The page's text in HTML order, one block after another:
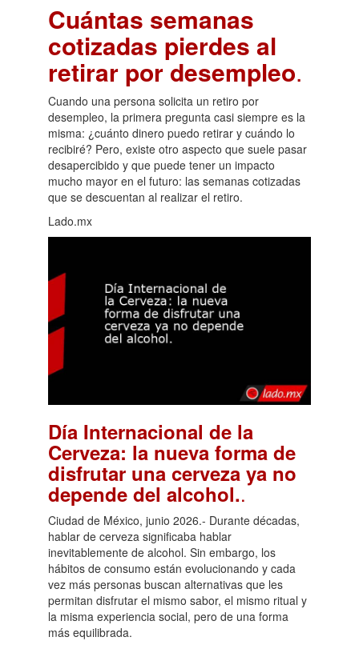
Cuántas semanas
cotizadas pierdes al
retirar por desempleo.
Cuando una persona solicita un retiro por
desempleo, la primera pregunta casi siempre es la
misma: ¿cuánto dinero puedo retirar y cuándo lo
recibiré? Pero, existe otro aspecto que suele pasar
desapercibido y que puede tener un impacto
mucho mayor en el futuro: las semanas cotizadas
que se descuentan al realizar el retiro.
Lado.mx
Día Internacional de la
Cerveza: la nueva forma de
disfrutar una cerveza ya no
depende del alcohol..
Ciudad de México, junio 2026.- Durante décadas,
hablar de cerveza significaba hablar
inevitablemente de alcohol. Sin embargo, los
hábitos de consumo están evolucionando y cada
vez más personas buscan alternativas que les
permitan disfrutar el mismo sabor, el mismo ritual y
la misma experiencia social, pero de una forma
más equilibrada.